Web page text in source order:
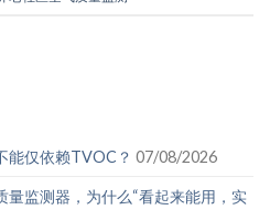
能仅依赖TVOC？ 07/08/2026
监测器，为什么“看起来能用，实